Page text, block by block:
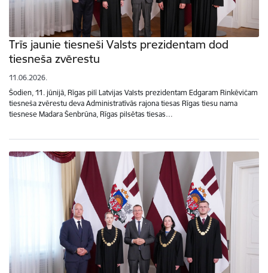
Trīs jaunie tiesneši Valsts prezidentam dod
tiesneša zvērestu
11.06.2026.
Šodien, 11. jūnijā, Rīgas pilī Latvijas Valsts prezidentam Edgaram Rinkēvičam
tiesneša zvērestu deva Administratīvās rajona tiesas Rīgas tiesu nama
tiesnese Madara Šenbrūna, Rīgas pilsētas tiesas…